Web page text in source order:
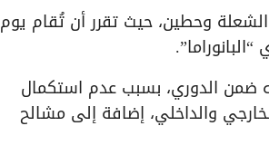
الشعلة وحطين، حيث تقرر أن تُقام يوم
ضمن الدوري، بسبب عدم استكمال
والداخلي، إضافة إلى مشالح